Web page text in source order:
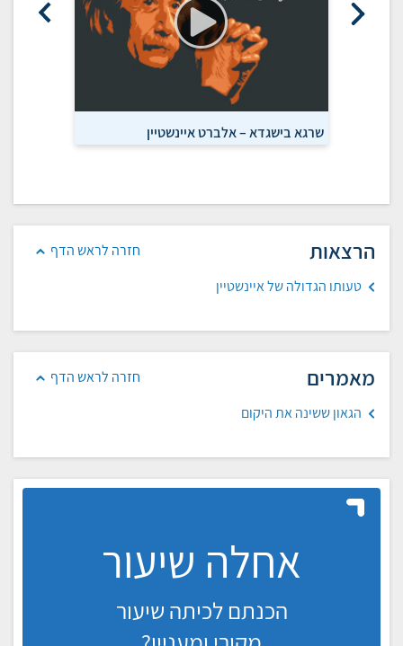
שרגא בישגדא – אלברט איינשטיין
חזרה לראש הדף הרצאות
טעותו הגדולה של איינשטיין
חזרה לראש הדף מאמרים
הגאון ששינה את היקום
אחלה שיעור
הכנתם לכיתה שיעור